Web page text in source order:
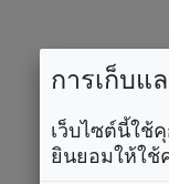
การเก็บแ
เว็บไซต์นี้ใช้
ยินยอมให้ใช้